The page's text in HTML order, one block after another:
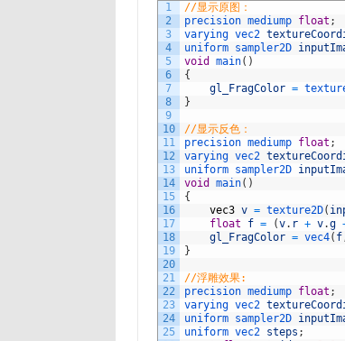
1
2
3
4
5
6
7
8
9
10
11
12
13
14
15
16
17
18
19
20
21
22
23
24
25
//显示原图：
precision mediump float ;
varying vec2
uniform sampler2D
void
main( )
{
gl_FragColor =
}
//显示反色：
precision mediump float ;
varying vec2
uniform sampler2D
void
main( )
{
vec3 v = texture2D(
float
f = (v. r + v.g
gl_FragColor = vec4( f
}
//浮雕效果:
precision mediump float ;
varying vec2
uniform sampler2D
uniform vec2 steps ;